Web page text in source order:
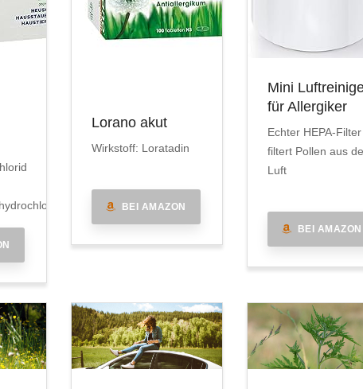
Lorano akut
Wirkstoff: Loratadin
BEI AMAZON
Mini
für Allergiker
Echter HEPA-Filter
filtert Pollen aus
Luft
BEI AMAZON